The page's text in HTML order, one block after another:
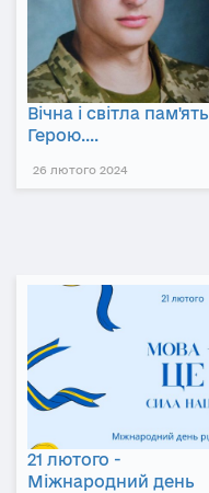
Вічна і світла пам'ять
Герою....
26 лютого 2024
21 лютого -
Міжнародний день